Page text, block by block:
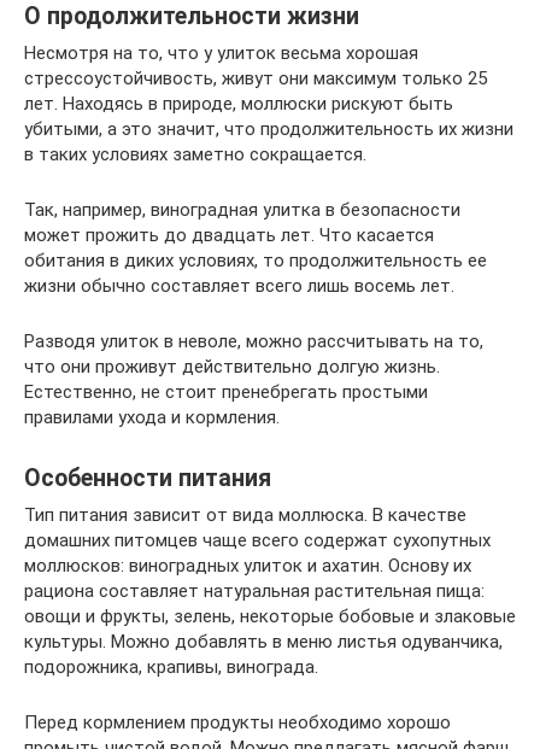
О продолжительности жизни
Несмотря на то, что у улиток весьма хорошая
стрессоустойчивость, живут они максимум только 25
лет. Находясь в природе, моллюски рискуют быть
убитыми, а это значит, что продолжительность их жизни
в таких условиях заметно сокращается.
Так, например, виноградная улитка в безопасности
может прожить до двадцать лет. Что касается
обитания в диких условиях, то продолжительность ее
жизни обычно составляет всего лишь восемь лет.
Разводя улиток в неволе, можно рассчитывать на то,
что они проживут действительно долгую жизнь.
Естественно, не стоит пренебрегать простыми
правилами ухода и кормления.
Особенности питания
Тип питания зависит от вида моллюска. В качестве
домашних питомцев чаще всего содержат сухопутных
моллюсков: виноградных улиток и ахатин. Основу их
рациона составляет натуральная растительная пища:
овощи и фрукты, зелень, некоторые бобовые и злаковые
культуры. Можно добавлять в меню листья одуванчика,
подорожника, крапивы, винограда.
Перед кормлением продукты необходимо хорошо